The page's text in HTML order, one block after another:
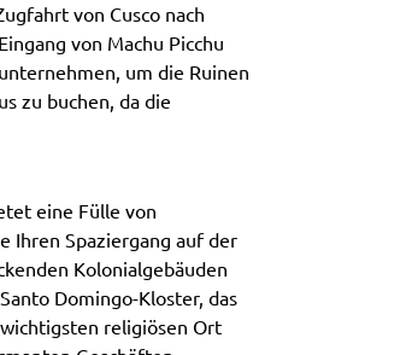
von Cusco nach
von Machu Picchu
um die Ruinen
zu buchen, da die
eine Fülle von
Ihren Spaziergang auf der
Kolonialgebäuden
Domingo-Kloster, das
religiösen Ort